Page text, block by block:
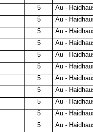
5
Au -
5
Au -
5
Au -
5
Au -
5
Au -
5
Au -
5
Au -
5
Au -
5
Au -
5
Au -
5
Au -